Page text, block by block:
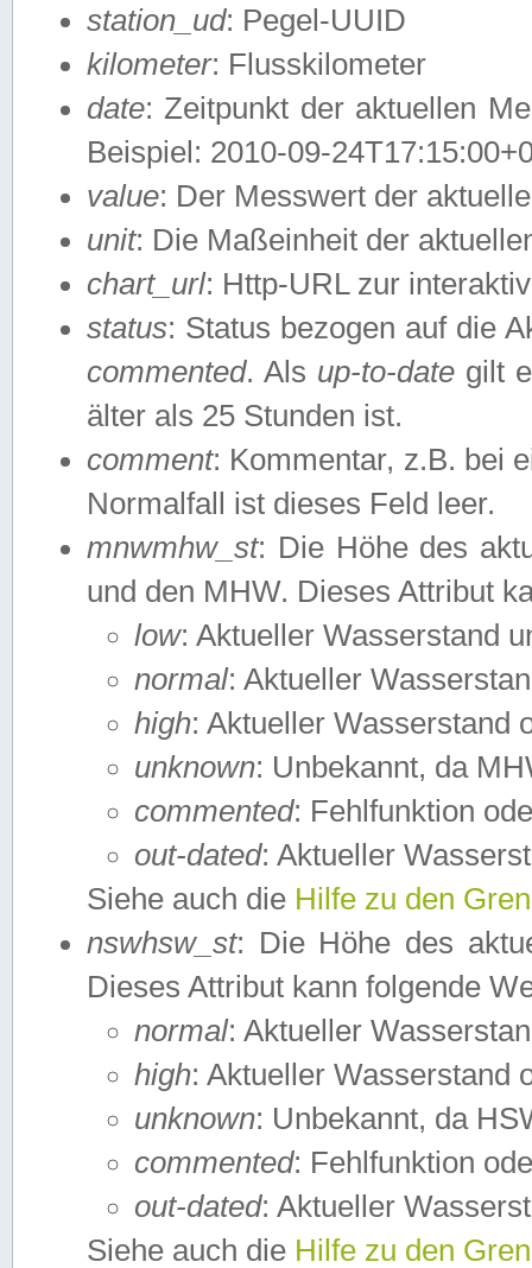
station_ud: Pegel-UUID
kilometer: Flusskilometer
date: Zeitpunkt der aktuellen
Beispiel: 2010-09-
value: Der Messwert der
unit: Die Maßeinheit der
chart_url: Http-URL zur
status: Status bezogen auf die
commented. Als up-to-date gilt
älter als 25 Stunden ist.
comment: Kommentar, z.B. bei
Normalfall ist dieses Feld leer.
mnwmhw_st: Die Höhe des
und den MHW. Dieses Attribut
low: Aktueller Wasserstand
normal: Aktueller
high: Aktueller Wasserstand
unknown: Unbekannt, da
commented: Fehlfunktion
out-dated: Aktueller
Siehe auch die Hilfe zu den
nswhsw_st: Die Höhe des
Dieses Attribut kann folgende
normal: Aktueller
high: Aktueller Wasserstand
unknown: Unbekannt, da
commented: Fehlfunktion
out-dated: Aktueller
Siehe auch die Hilfe zu den